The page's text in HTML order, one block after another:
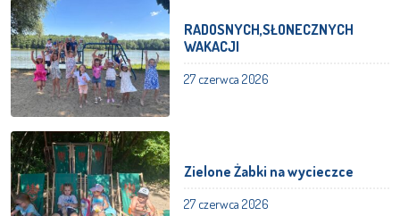
RADOSNYCH,SŁONECZNYCH
WAKACJI
27 czerwca 2026
Zielone Żabki na wycieczce
27 czerwca 2026